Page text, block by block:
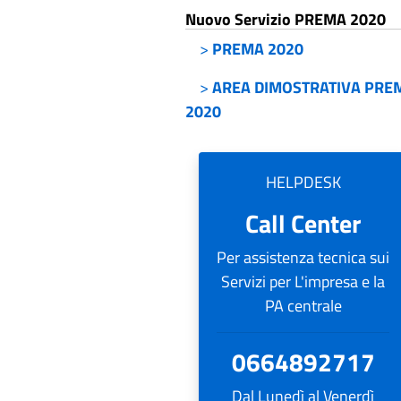
Nuovo Servizio PREMA 2020
> PREMA 2020
>AREA DIMOSTRATIVA
2020
HELPDESK
Call Center
Per assistenza tecnica sui
Servizi per L'impresa e la
PA centrale
0664892717
Dal Lunedì al Venerdì